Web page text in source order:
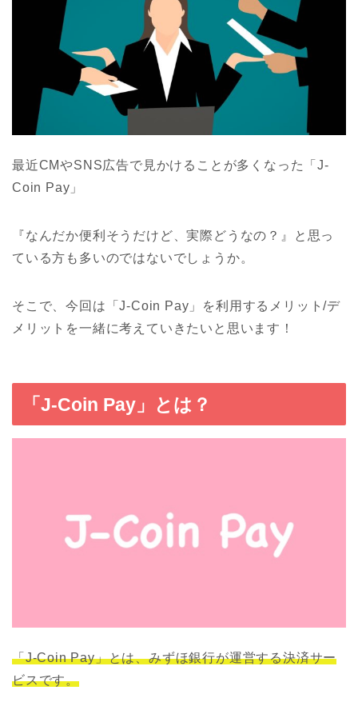
最近CMやSNS広告で見かけることが多くなった「J-
Coin Pay」
『なんだか便利そうだけど、実際どうなの？』と思っ
ている方も多いのではないでしょうか。
そこで、今回は「J-Coin Pay」を利用するメリット/デ
メリットを一緒に考えていきたいと思います！
「J-Coin Pay」とは？
「J-Coin Pay」とは、みずほ銀行が運営する決済サー
ビスです。